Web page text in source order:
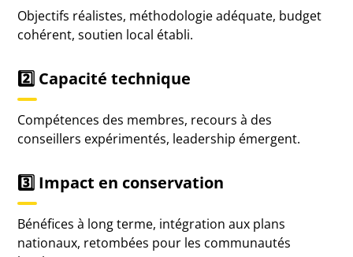
Objectifs réalistes, méthodologie adéquate, budget
cohérent, soutien local établi.
2️⃣ Capacité technique
Compétences des membres, recours à des
conseillers expérimentés, leadership émergent.
3️⃣ Impact en conservation
Bénéfices à long terme, intégration aux plans
nationaux, retombées pour les communautés